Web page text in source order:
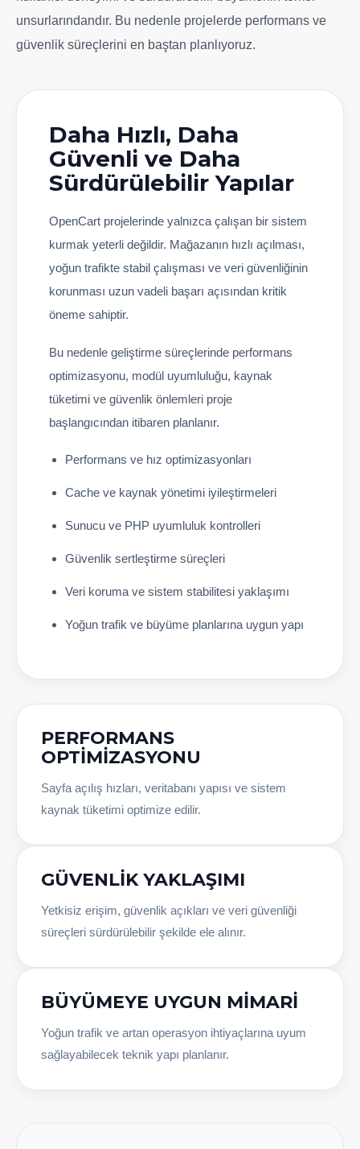
unsurlarındandır. Bu nedenle projelerde performans ve
güvenlik süreçlerini en baştan planlıyoruz.
Daha Hızlı, Daha
Güvenli ve Daha
Sürdürülebilir Yapılar
OpenCart projelerinde yalnızca çalışan bir sistem
kurmak yeterli değildir. Mağazanın hızlı açılması,
yoğun trafikte stabil çalışması ve veri güvenliğinin
korunması uzun vadeli başarı açısından kritik
öneme sahiptir.
Bu nedenle geliştirme süreçlerinde performans
optimizasyonu, modül uyumluluğu, kaynak
tüketimi ve güvenlik önlemleri proje
başlangıcından itibaren planlanır.
Performans ve hız optimizasyonları
Cache ve kaynak yönetimi iyileştirmeleri
Sunucu ve PHP uyumluluk kontrolleri
Güvenlik sertleştirme süreçleri
Veri koruma ve sistem stabilitesi yaklaşımı
Yoğun trafik ve büyüme planlarına uygun yapı
PERFORMANS
OPTIMIZASYONU
Sayfa açılış hızları, veritabanı yapısı ve sistem
kaynak tüketimi optimize edilir.
GÜVENLIK YAKLAŞIMI
Yetkisiz erişim, güvenlik açıkları ve veri güvenliği
süreçleri sürdürülebilir şekilde ele alınır.
BÜYÜMEYE UYGUN MIMARI
Yoğun trafik ve artan operasyon ihtiyaçlarına uyum
sağlayabilecek teknik yapı planlanır.